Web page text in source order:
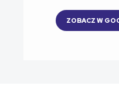
ZOBACZ W